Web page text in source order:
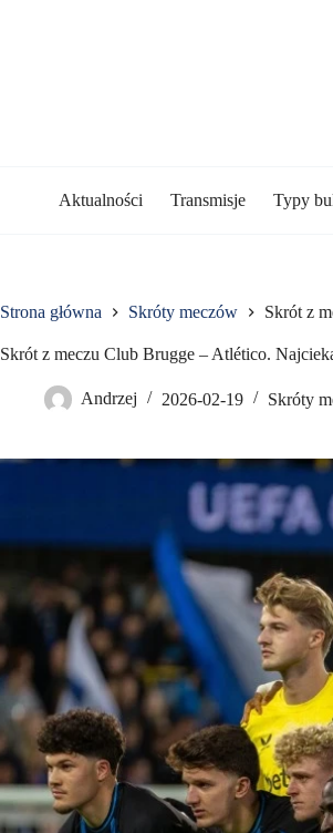
Aktualności Transmisje Typy
Strona główna Skróty meczów Skrót z
Skrót z meczu Club Brugge – Atlético.
Andrzej 2026-02-19 Skróty